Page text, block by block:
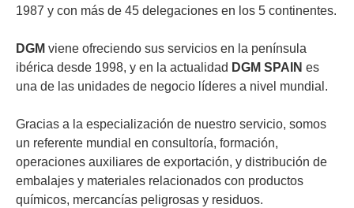
1987 y con más de 45 delegaciones en los 5 continentes.
DGM viene ofreciendo sus servicios en la península
ibérica desde 1998, y en la actualidad DGM SPAIN es
una de las unidades de negocio líderes a nivel mundial.
Gracias a la especialización de nuestro servicio, somos
un referente mundial en consultoría, formación,
operaciones auxiliares de exportación, y distribución de
embalajes y materiales relacionados con productos
químicos, mercancías peligrosas y residuos.